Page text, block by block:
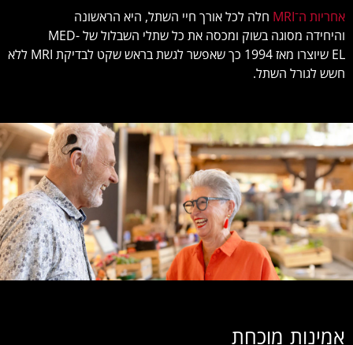
אחריות ה־MRI
חלה לכל אורך חיי השתל, היא הראשונה
והיחידה מסוגה בשוק ומכסה את כל שתלי השבלול של MED-
EL שיוצרו מאז 1994 כך שאפשר לגשת בראש שקט לבדיקת MRI ללא
חשש לגורל השתל.
אמינות מוכחת